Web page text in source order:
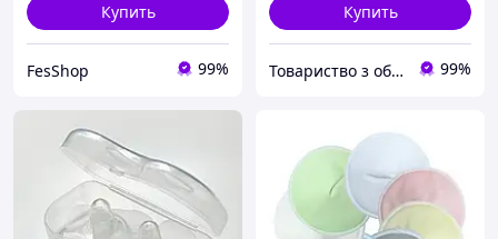
Купить
FesShop 99%
Купить
Товариство з обмеженою відповідальністю "МТВ - ФАРМ" 99%